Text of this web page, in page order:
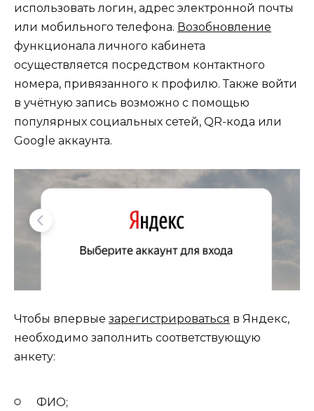
использовать логин, адрес электронной почты
или мобильного телефона. Возобновление
функционала личного кабинета
осуществляется посредством контактного
номера, привязанного к профилю. Также войти
в учётную запись возможно с помощью
популярных социальных сетей, QR-кода или
Google аккаунта.
Чтобы впервые зарегистрироваться в Яндекс,
необходимо заполнить соответствующую
анкету:
ФИО;